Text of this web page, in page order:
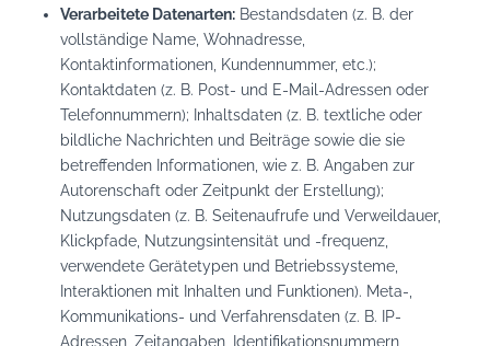
Verarbeitete Datenarten:Bestandsdaten (z. B. der
vollständige Name, Wohnadresse,
Kontaktinformationen, Kundennummer, etc.);
Kontaktdaten (z. B. Post- und E-Mail-Adressen oder
Telefonnummern); Inhaltsdaten (z. B. textliche oder
bildliche Nachrichten und Beiträge sowie die sie
betreffenden Informationen, wie z. B. Angaben zur
Autorenschaft oder Zeitpunkt der Erstellung);
Nutzungsdaten (z. B. Seitenaufrufe und Verweildauer,
Klickpfade, Nutzungsintensität und -frequenz,
verwendete Gerätetypen und Betriebssysteme,
Interaktionen mit Inhalten und Funktionen). Meta-,
Kommunikations- und Verfahrensdaten (z. B. IP-
Adressen, Zeitangaben, Identifikationsnummern,